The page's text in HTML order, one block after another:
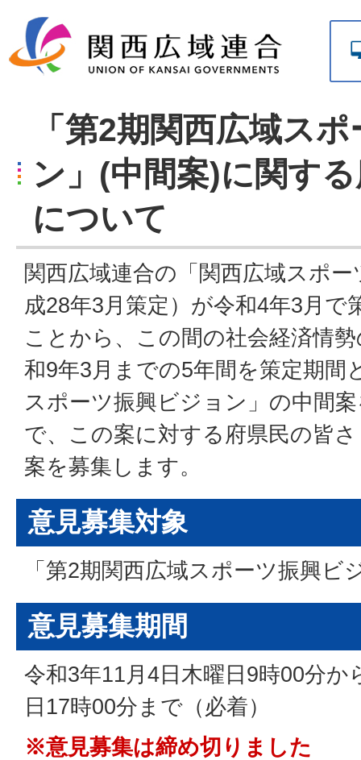
「第2期関西広域ス
ン」(中間案)に関す
について
関西広域連合の「関西広域スポ
成28年3月策定）が令和4年3月で
ことから、この間の社会経済情
和9年3月までの5年間を策定期間
スポーツ振興ビジョン」の中間
で、この案に対する府県民の皆
案を募集します。
意見募集対象
「第2期関西広域スポーツ振興ビ
意見募集期間
令和3年11月4日木曜日9時00分か
日17時00分まで（必着）
※意見募集は締め切りました